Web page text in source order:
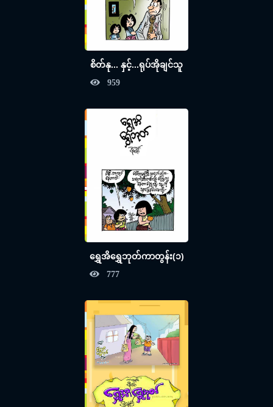
စိတ်နု... နှင့်...ရုပ်အိုချင်သူ
959
ရွှေအိရွှေဘုတ်ကာတွန်း(၁)
777